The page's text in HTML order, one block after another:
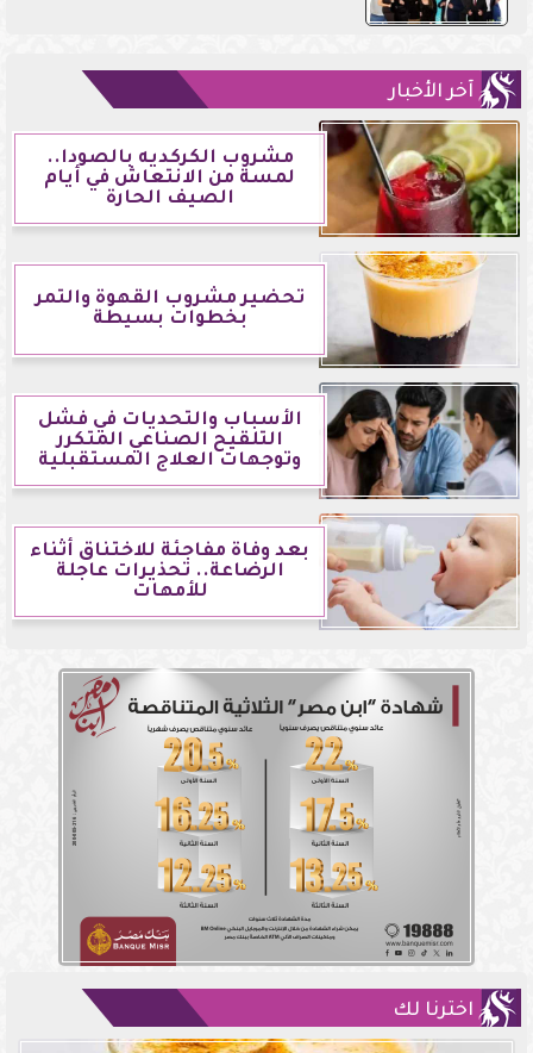
آخر الأخبار
مشروب الكركديه بالصودا..
لمسة من الانتعاش في أيام
الصيف الحارة
تحضير مشروب القهوة والتمر
بخطوات بسيطة
الأسباب والتحديات في فشل
التلقيح الصناعي المتكرر
وتوجهات العلاج المستقبلية
بعد وفاة مفاجئة للاختناق أثناء
الرضاعة.. تحذيرات عاجلة
للأمهات
اخترنا لك